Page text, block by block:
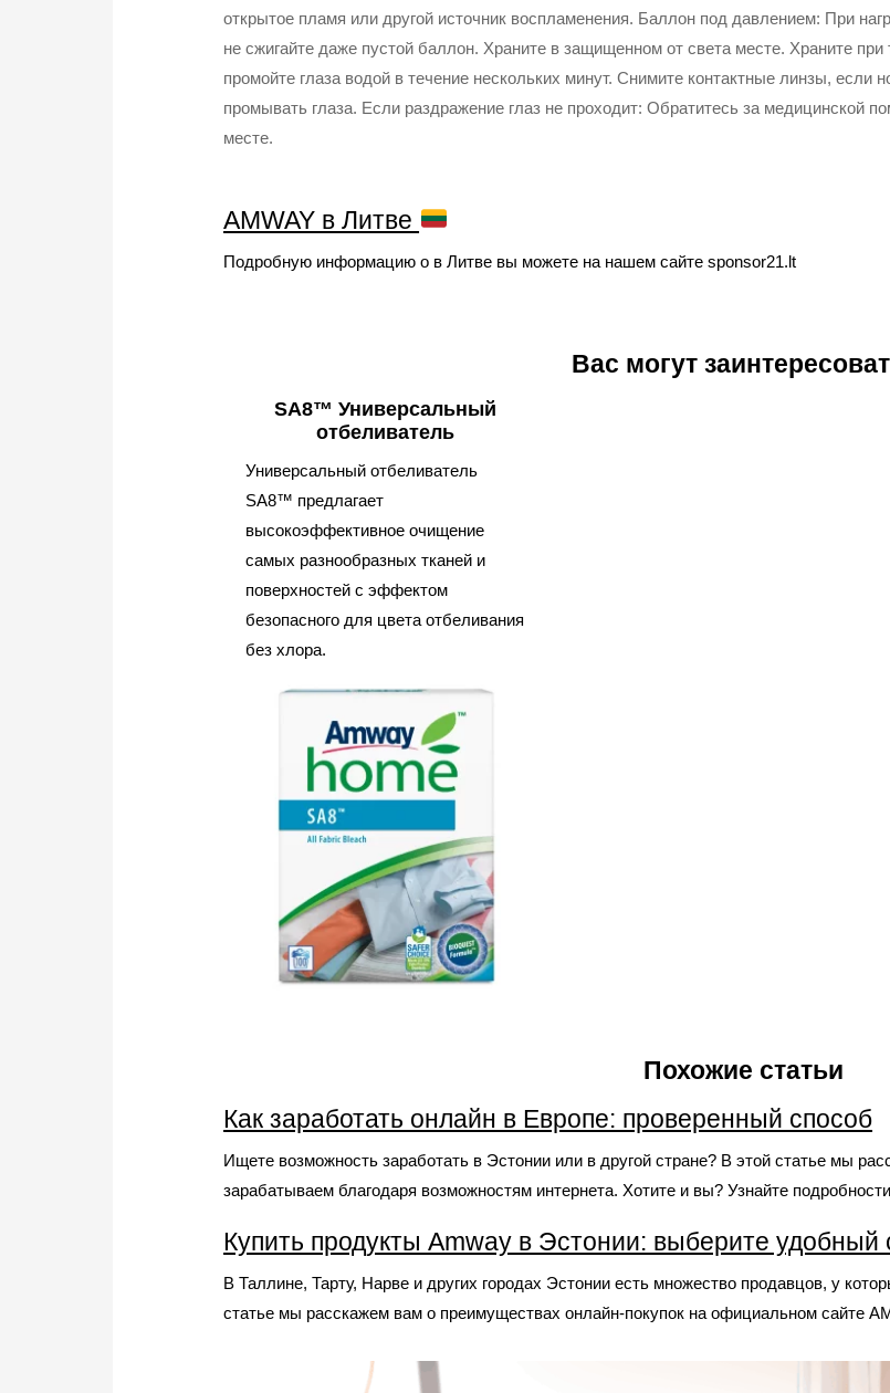
открытое пламя или другой источник воспламенения. Баллон под давлением: При
не сжигайте даже пустой баллон. Храните в защищенном от света месте. Храните
промойте глаза водой в течение нескольких минут. Снимите контактные линзы, если
промывать глаза. Если раздражение глаз не проходит: Обратитесь за медицинской
месте.
AMWAY в Литве
Подробную информацию о в Литве вы можете на нашем сайте sponsor21.lt
Вас могут
SA8™ Универсальный
отбеливатель
Универсальный отбеливатель
SA8™ предлагает
высокоэффективное очищение
самых разнообразных тканей и
поверхностей с эффектом
безопасного для цвета отбеливания
без хлора.
Похожие статьи
Как заработать онлайн в Европе: проверенный способ
Ищете возможность заработать в Эстонии или в другой стране? В этой статье мы
зарабатываем благодаря возможностям интернета. Хотите и вы? Узнайте
Купить продукты Amway в Эстонии: выберите удобный
В Таллине, Тарту, Нарве и других городах Эстонии есть множество продавцов, у
статье мы расскажем вам о преимуществах онлайн-покупок на официальном сайте